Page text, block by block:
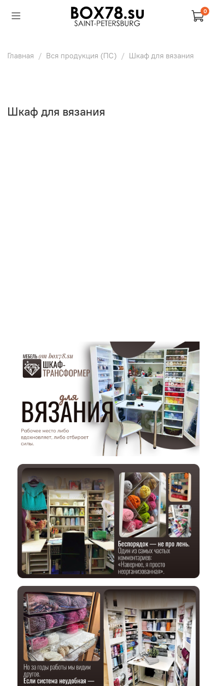
0
Главная Вся продукция (ПС) Шкаф для вязания
Шкаф для вязания